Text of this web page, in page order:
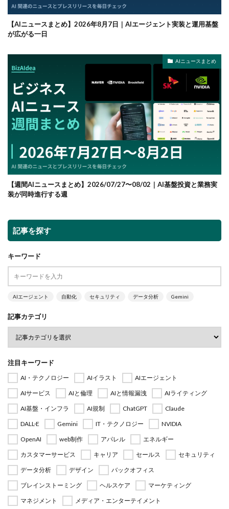
【AIニュースまとめ】2026年8月7日｜AIエージェント実装と運用基盤
が広がる一日
AIニュースまとめ
【週間AIニュースまとめ】2026/07/27〜08/02｜AI基盤投資と業務実
装が同時進行する週
記事を探す
キーワード
AIエージェント 自動化 セキュリティ データ分析 Gemini
記事カテゴリ
注目キーワード
AI・テクノロジー AIイラスト
AIエージェント
AIサービス
AIと倫理 AIと情報漏洩
AIライティング
AI基盤・インフラ
AI規制 ChatGPT
Claude
DALL·E
Gemini IT・テクノロジー
NVIDIA
OpenAI
web制作 アパレル
エネルギー
カスタマーサービス
キャリア セールス
セキュリティ
データ分析
デザイン
バックオフィス
ブレインストーミング
ヘルスケア
マーケティング
マネジメント
メディア・エンターテイメント